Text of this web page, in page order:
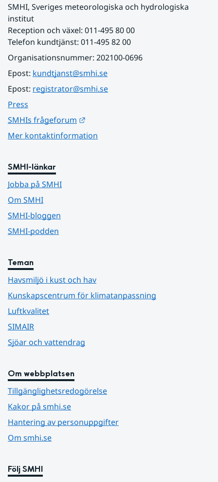
SMHI, Sveriges meteorologiska och hydrologiska
institut
Reception och växel: 011-495 80 00
Telefon kundtjänst: 011-495 82 00
Organisationsnummer: 202100-0696
Epost: kundtjanst@smhi.se
Epost: registrator@smhi.se
Press
SMHIs frågeforum
Mer kontaktinformation
SMHI-länkar
Jobba på SMHI
Om SMHI
SMHI-bloggen
SMHI-podden
Teman
Havsmiljö i kust och hav
Kunskapscentrum för klimatanpassning
Luftkvalitet
SIMAIR
Sjöar och vattendrag
Om webbplatsen
Tillgänglighetsredogörelse
Kakor på smhi.se
Hantering av personuppgifter
Om smhi.se
Följ SMHI